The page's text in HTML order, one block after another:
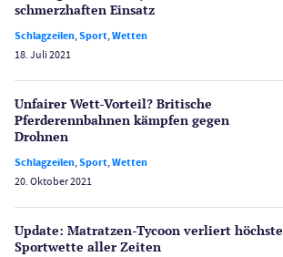
Spiele
Sport
Wetten
Wirtschaft
Spielautomaten
Casino Testberichte
Bonus Ohne Einzahlung
Slot Freispiele
schmerzhaften Einsatz
Schlagzeilen,Sport,Wetten
18. Juli 2021
Unfairer Wett-Vorteil? Britische
Pferderenn­bahnen kämpfen gegen
Drohnen
Schlagzeilen,Sport,Wetten
20. Oktober 2021
Update: Matratzen-Tycoon verliert höchste
Sportwette aller Zeiten